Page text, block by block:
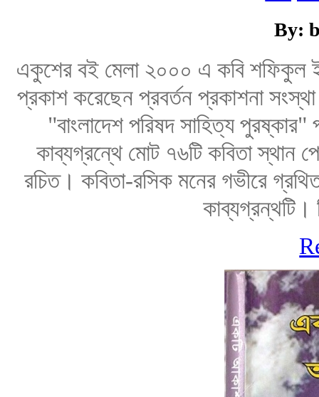
By:
একুশের বই মেলা ২০০০ এ কবি শফিকুল
প্রকাশ করেছেন প্রবর্তন প্রকাশনা
"বাংলাদেশ পরিষদ সাহিত্য
কাব্যগ্রন্থে মোট ৭৬টি কবিতা স্থান
রচিত। কবিতা-রসিক মনের গভীরে
কাব্যগ্রন্থটি।